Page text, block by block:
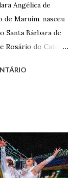
Angélica de
de Maruim, nasceu
Santa Bárbara de
Rosário do Catete.
acabou com o
herança. Em
e casou-se com
de Maruim